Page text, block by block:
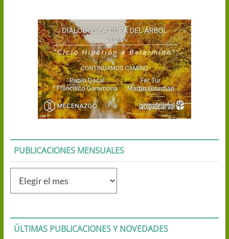
PUBLICACIONES MENSUALES
mensuales
ÚLTIMAS PUBLICACIONES Y NOVEDADES